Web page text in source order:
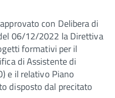
con Delibera di
06/12/2022 la Direttiva
formativi per il
di Assistente di
e il relativo Piano
disposto dal precitato